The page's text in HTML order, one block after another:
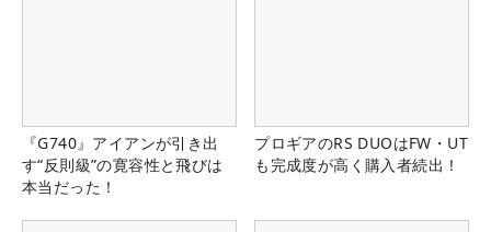
『G740』アイアンが引き出
す“反則級”の寛容性と飛びは
本当だった！
プロギアのRS DUOはFW・UT
も完成度が高く購入者続出！